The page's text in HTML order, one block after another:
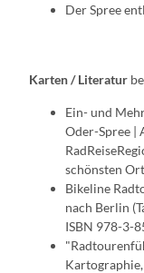
Der Spree
Karten / Literatur
Ein- und
Oder-Spree |
schönsten
Bikeline
nach Berlin
ISBN 978-3-